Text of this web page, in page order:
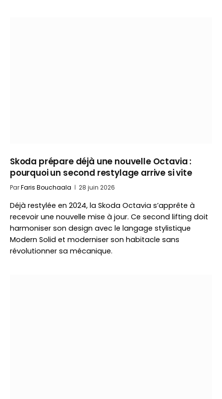
Skoda prépare déjà une nouvelle Octavia :
pourquoi un second restylage arrive si vite
ParFaris Bouchaala 28 juin 2026
Déjà restylée en 2024, la Skoda Octavia s’apprête à
recevoir une nouvelle mise à jour. Ce second lifting doit
harmoniser son design avec le langage stylistique
Modern Solid et moderniser son habitacle sans
révolutionner sa mécanique.